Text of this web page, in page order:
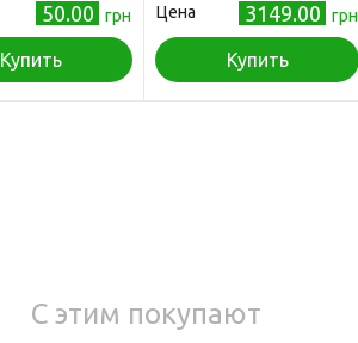
50.00 грн
Купить
Цена 3149.00 грн
Купить
С этим покупают